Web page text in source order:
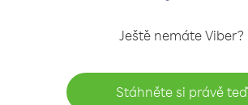
Ještě nemáte Viber?
Stáhněte si právě teď